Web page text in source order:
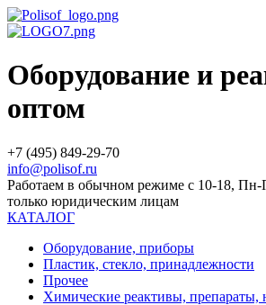
Оборудование и
оптом
+7 (495) 849-29-70
info@polisof.ru
Работаем в обычном режиме с 10-18,
только юридическим лицам
КАТАЛОГ
Оборудование, приборы
Пластик, стекло, принадлежности
Прочее
Химические реактивы, препараты,